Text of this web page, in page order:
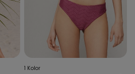
1 Kolor